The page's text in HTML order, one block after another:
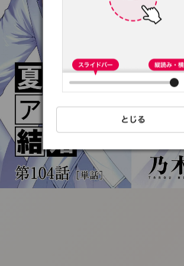
:692.15.692.15:t-
vnqp.lunrzsdszk.vn.oi